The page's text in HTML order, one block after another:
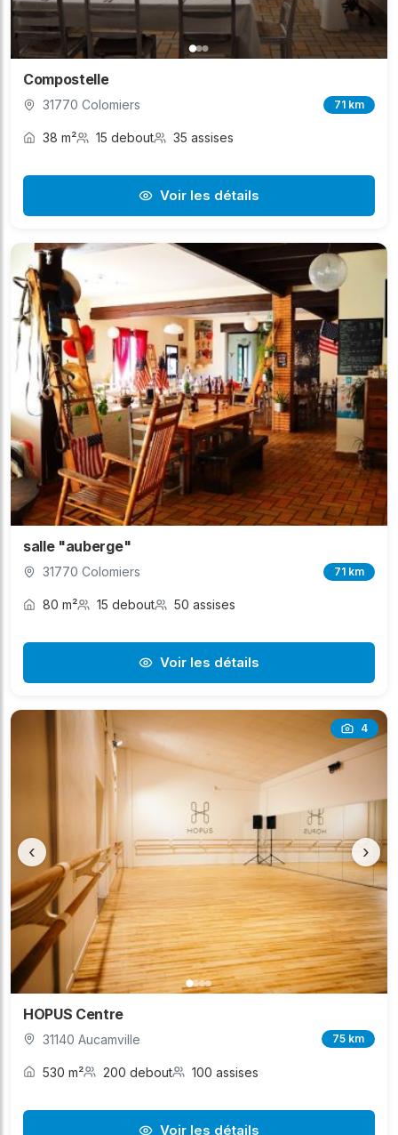
Compostelle
31770 Colomiers 71 km
38 m² 15 debout 35 assises
Voir les détails
salle "auberge"
31770 Colomiers 71 km
80 m² 15 debout 50 assises
Voir les détails
4
‹ ›
HOPUS Centre
31140 Aucamville 75 km
530 m² 200 debout 100 assises
Voir les détails